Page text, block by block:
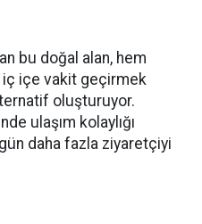
bu doğal alan, hem
iç içe vakit geçirmek
oluşturuyor.
ulaşım kolaylığı
daha fazla ziyaretçiyi